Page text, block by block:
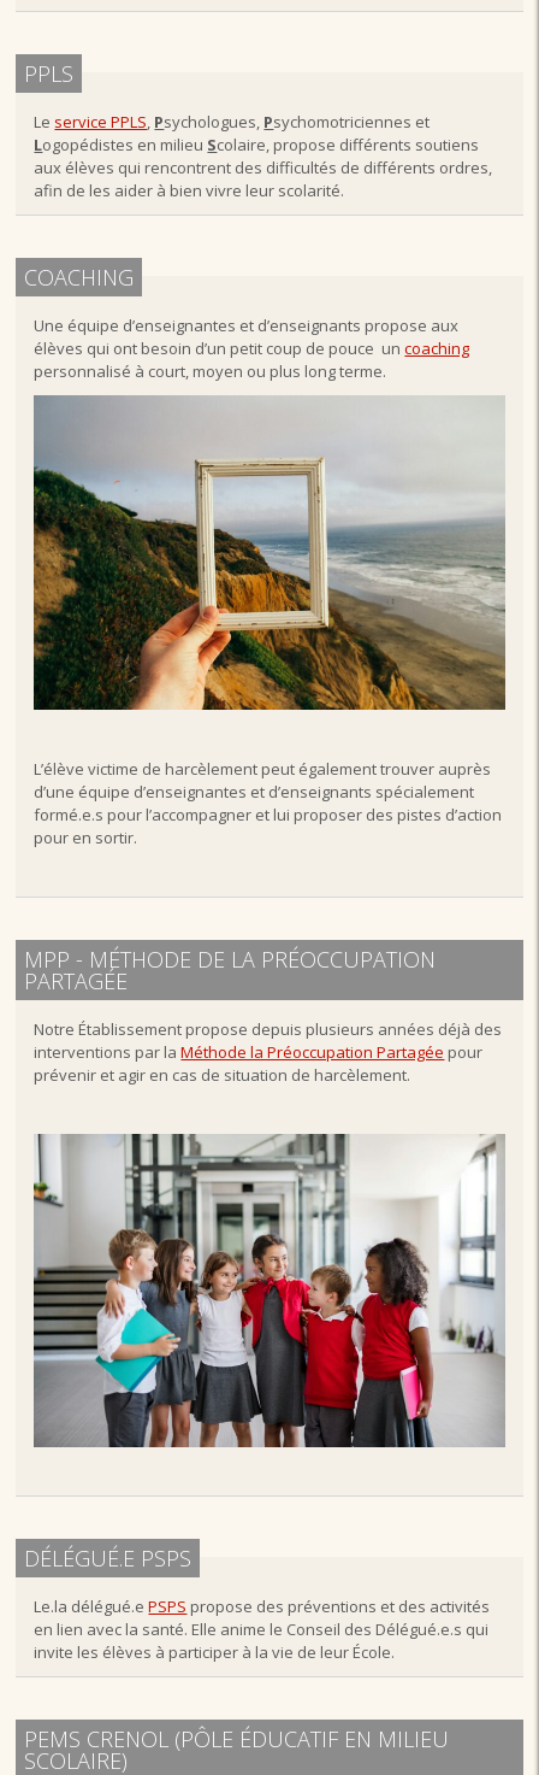
PPLS
Le service PPLS, Psychologues, Psychomotriciennes et
Logopédistes en milieu Scolaire, propose différents soutiens
aux élèves qui rencontrent des difficultés de différents ordres,
afin de les aider à bien vivre leur scolarité.
COACHING
Une équipe d’enseignantes et d’enseignants propose aux
élèves qui ont besoin d’un petit coup de pouce uncoaching
personnalisé à court, moyen ou plus long terme.
L’élève victime de harcèlement peut également trouver auprès
d’une équipe d’enseignantes et d’enseignants spécialement
formé.e.s pour l’accompagner et lui proposer des pistes d’action
pour en sortir.
MPP - MÉTHODE DE LA PRÉOCCUPATION
PARTAGÉE
Notre Établissement propose depuis plusieurs années déjà des
interventions par laMéthode la Préoccupation Partagée pour
prévenir et agir en cas de situation de harcèlement.
DÉLÉGUÉ.E PSPS
Le.la délégué.ePSPS propose des préventions et des activités
en lien avec la santé. Elle anime le Conseil des Délégué.e.s qui
invite les élèves à participer à la vie de leur École.
PEMS CRENOL (PÔLE ÉDUCATIF EN MILIEU
SCOLAIRE)